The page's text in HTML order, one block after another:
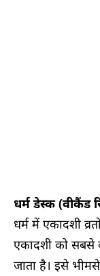
धर्म डेस्क (वीकैंड
धर्म में एकादशी
एकादशी को सबसे
जाता है। इसे